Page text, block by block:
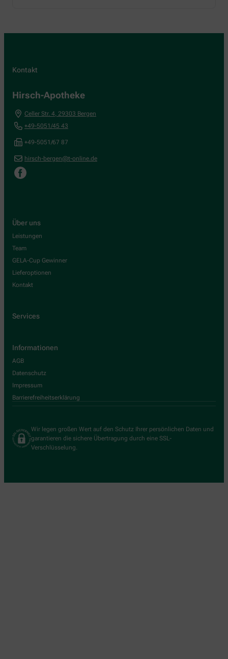
Kontakt
Hirsch-Apotheke
Celler Str. 4, 29303 Bergen
+49-5051/45 43
+49-5051/67 87
hirsch-bergen@t-online.de
Über uns
Leistungen
Team
GELA-Cup Gewinner
Lieferoptionen
Kontakt
Services
Informationen
AGB
Datenschutz
Impressum
Barrierefreiheitserklärung
Wir legen großen Wert auf den Schutz Ihrer persönlichen Daten und
garantieren die sichere Übertragung durch eine SSL-
Verschlüsselung.